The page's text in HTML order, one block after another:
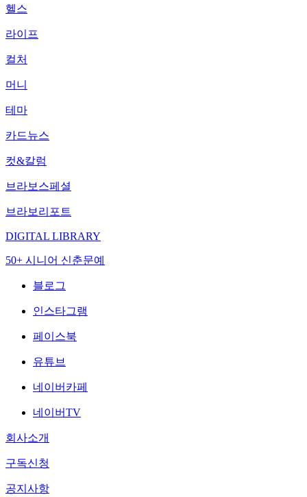
헬스
라이프
컬처
머니
테마
카드뉴스
컷&칼럼
브라보스페셜
브라보리포트
DIGITAL LIBRARY
50+ 시니어 신춘문예
블로그
인스타그램
페이스북
유튜브
네이버카페
네이버TV
회사소개
구독신청
공지사항